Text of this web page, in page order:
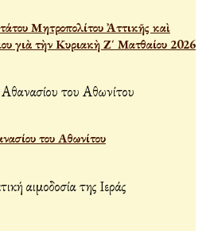
Μητροπολίτου Ἀττικῆς καὶ
γιὰ τὴν Κυριακὴ Ζ΄ Ματθαίου 2026
του Αθωνίτου